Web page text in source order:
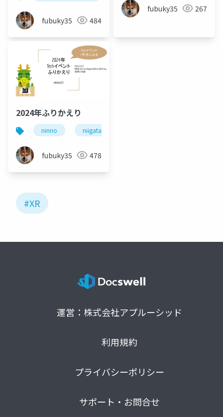
fubuky35 484
fubuky35 267
2024年ふりかえり
ninno niigata_5min_tech
fubuky35 478
#XR
運営：株式会社アプルーシッド
利用規約
プライバシーポリシー
サポート・お問合せ